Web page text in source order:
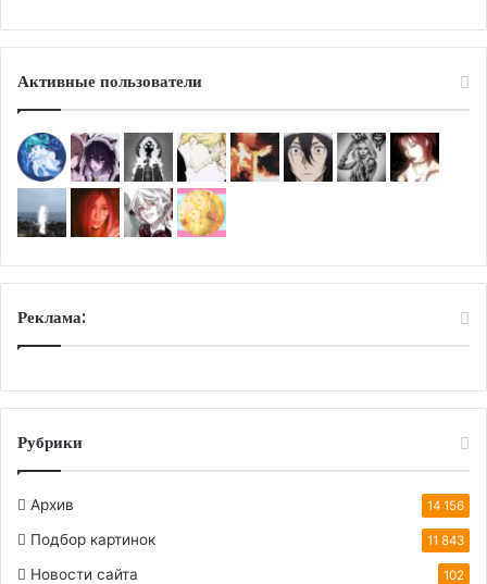
Активные пользователи
Реклама:
Рубрики
Архив 14 156
Подбор картинок 11 843
Новости сайта 102